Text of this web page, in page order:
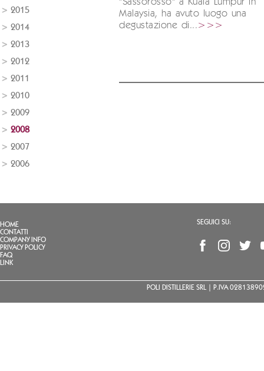
2015
2014
2013
2012
2011
2010
2009
2008
2007
2006
"Sassorosso" a Kuala Lumpur in
Malaysia, ha avuto luogo una
degustazione di...>>>
HOME
CONTATTI
COMPANY INFO
PRIVACY POLICY
FAQ
LINK
SEGUICI SU:
POLI DISTILLERIE SRL | P.IVA